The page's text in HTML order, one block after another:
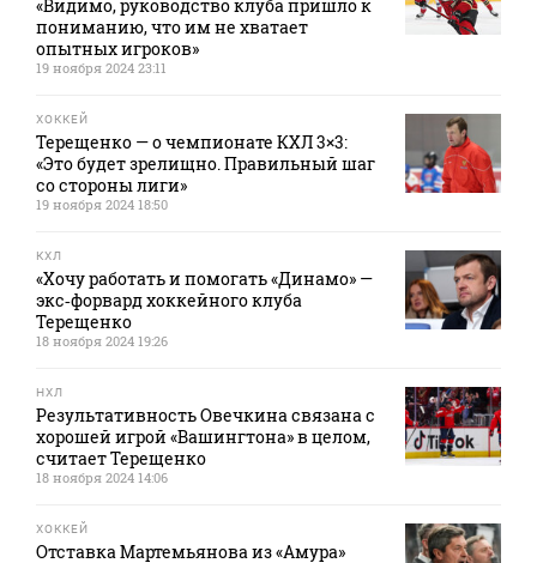
«Видимо, руководство клуба пришло к
пониманию, что им не хватает
опытных игроков»
19 ноября 2024 23:11
ХОККЕЙ
Терещенко — о чемпионате КХЛ 3×3:
«Это будет зрелищно. Правильный шаг
со стороны лиги»
19 ноября 2024 18:50
КХЛ
«Хочу работать и помогать «Динамо» —
экс‑форвард хоккейного клуба
Терещенко
18 ноября 2024 19:26
НХЛ
Результативность Овечкина связана с
хорошей игрой «Вашингтона» в целом,
считает Терещенко
18 ноября 2024 14:06
ХОККЕЙ
Отставка Мартемьянова из «Амура»